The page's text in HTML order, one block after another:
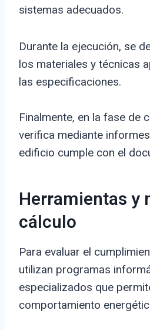
sistemas adecuados.
Durante la ejecución, se
los materiales y técnicas
las especificaciones.
Finalmente, en la fase de
verifica mediante
edificio cumple con el
Herramientas y
cálculo
Para evaluar el
utilizan programas
especializados que
comportamiento